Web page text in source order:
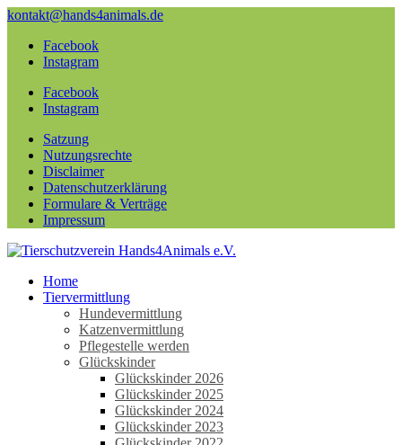
kontakt@hands4animals.de
Facebook
Instagram
Facebook
Instagram
Satzung
Nutzungsrechte
Disclaimer
Datenschutzerklärung
Formulare & Verträge
Impressum
Home
Tiervermittlung
Hundevermittlung
Katzenvermittlung
Pflegestelle werden
Glückskinder
Glückskinder 2026
Glückskinder 2025
Glückskinder 2024
Glückskinder 2023